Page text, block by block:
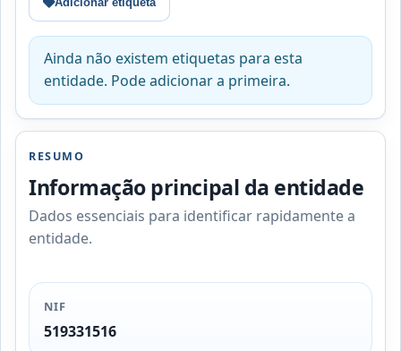
Ainda não existem etiquetas para esta
entidade. Pode adicionar a primeira.
RESUMO
Informação principal da entidade
Dados essenciais para identificar rapidamente a
entidade.
NIF
519331516